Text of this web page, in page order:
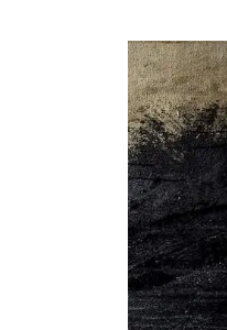
Tule meille
Näyttelyt
Tapahtumat